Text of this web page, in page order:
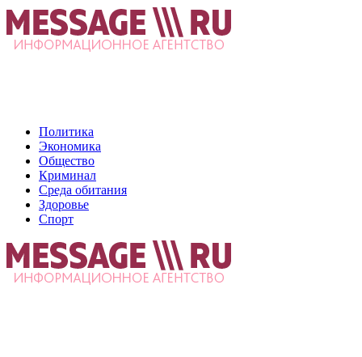
Политика
Экономика
Общество
Криминал
Среда обитания
Здоровье
Спорт